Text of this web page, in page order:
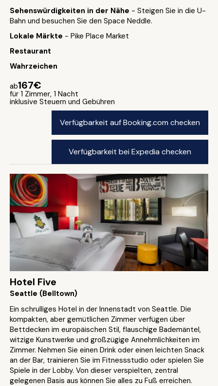
Sehenswürdigkeiten in der Nähe - Steigen Sie in die U-
Bahn und besuchen Sie den Space Neddle.
Lokale Märkte - Pike Place Market
Restaurant
Wahrzeichen
ab167€
für 1 Zimmer, 1 Nacht
inklusive Steuern und Gebühren
Verfügbarkeit auf Booking.com checken
Verfügbarkeit bei Expedia checken
Hotel Five
Seattle (Belltown)
Ein schrulliges Hotel in der Innenstadt von Seattle. Die
kompakten, aber gemütlichen Zimmer verfügen über
Bettdecken im europäischen Stil, flauschige Bademäntel,
witzige Kunstwerke und großzügige Annehmlichkeiten im
Zimmer. Nehmen Sie einen Drink oder einen leichten Snack
an der Bar, trainieren Sie im Fitnessstudio oder spielen Sie
Spiele in der Lobby. Von dieser verspielten, zentral
gelegenen Basis aus können Sie alles zu Fuß erreichen.